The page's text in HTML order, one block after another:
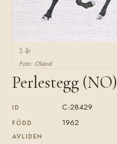
3 år
Foto: Okänd
Perlestegg (NO)
ID C-28429
FÖDD 1962
AVLIDEN